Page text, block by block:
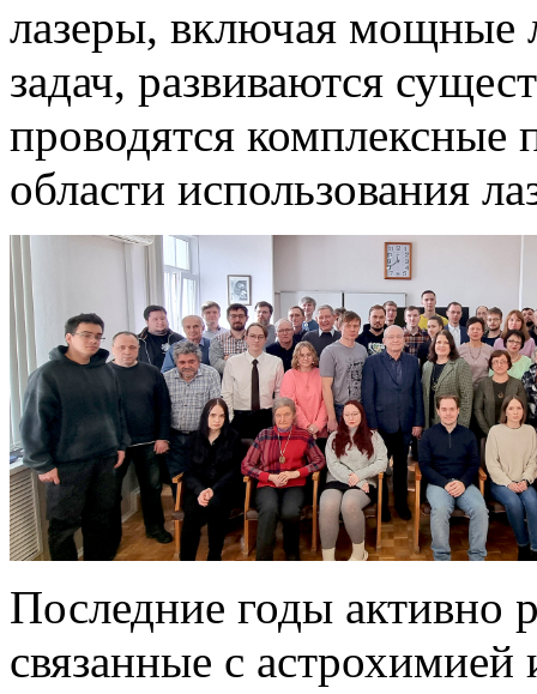
лазеры, включая мощные
задач, развиваются
проводятся комплексные
области использования
Последние годы активно
связанные с